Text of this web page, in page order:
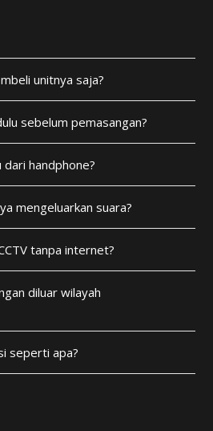
unitnya saja?
sebelum pemasangan?
dari handphone?
mengeluarkan suara?
tanpa internet?
diluar wilayah
seperti apa?